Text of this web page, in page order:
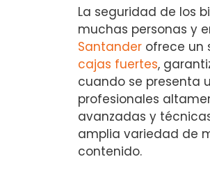
La seguridad de los
muchas personas y
Santander ofrece un
cajas fuertes,
cuando se presenta
profesionales
avanzadas y
amplia variedad de
contenido.